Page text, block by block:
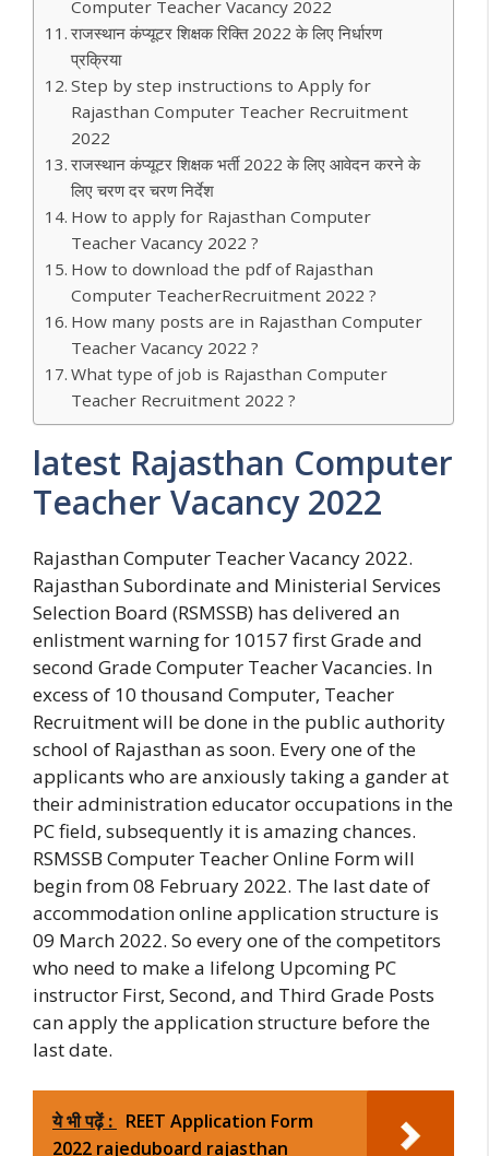
Computer Teacher Vacancy 2022
राजस्थान कंप्यूटर शिक्षक रिक्ति 2022 के लिए निर्धारण
प्रक्रिया
Step by step instructions to Apply for
Rajasthan Computer Teacher Recruitment
2022
राजस्थान कंप्यूटर शिक्षक भर्ती 2022 के लिए आवेदन करने के
लिए चरण दर चरण निर्देश
How to apply for Rajasthan Computer
Teacher Vacancy 2022 ?
How to download the pdf of Rajasthan
Computer TeacherRecruitment 2022 ?
How many posts are in Rajasthan Computer
Teacher Vacancy 2022 ?
What type of job is Rajasthan Computer
Teacher Recruitment 2022 ?
latest Rajasthan Computer
Teacher Vacancy 2022
Rajasthan Computer Teacher Vacancy 2022.
Rajasthan Subordinate and Ministerial Services
Selection Board (RSMSSB) has delivered an
enlistment warning for 10157 first Grade and
second Grade Computer Teacher Vacancies. In
excess of 10 thousand Computer, Teacher
Recruitment will be done in the public authority
school of Rajasthan as soon. Every one of the
applicants who are anxiously taking a gander at
their administration educator occupations in the
PC field, subsequently it is amazing chances.
RSMSSB Computer Teacher Online Form will
begin from 08 February 2022. The last date of
accommodation online application structure is
09 March 2022. So every one of the competitors
who need to make a lifelong Upcoming PC
instructor First, Second, and Third Grade Posts
can apply the application structure before the
last date.
ये भी पढ़ें : REET Application Form
2022 rajeduboard rajasthan